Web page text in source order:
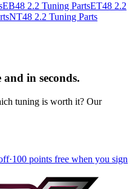
EB48 2.2 Tuning PartsET48 2.2
NT48 2.2 Tuning Parts
in seconds.
tuning is worth it? Our
·100 points free when you sign